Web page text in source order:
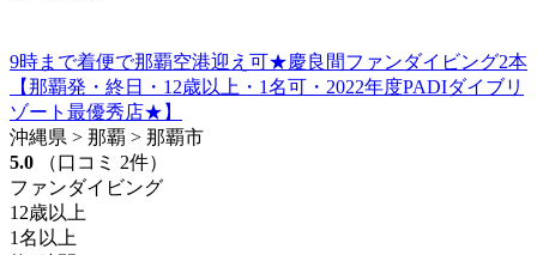
9時まで着便で那覇空港迎え可★慶良間ファンダイビング2本
【那覇発・終日・12歳以上・1名可・2022年度PADIダイブリ
ゾート最優秀店★】
沖縄県 > 那覇 > 那覇市
5.0
（口コミ 2件）
ファンダイビング
12歳以上
1名以上